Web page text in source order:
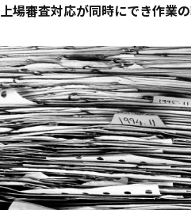
上場審査対応が同時にでき作業の